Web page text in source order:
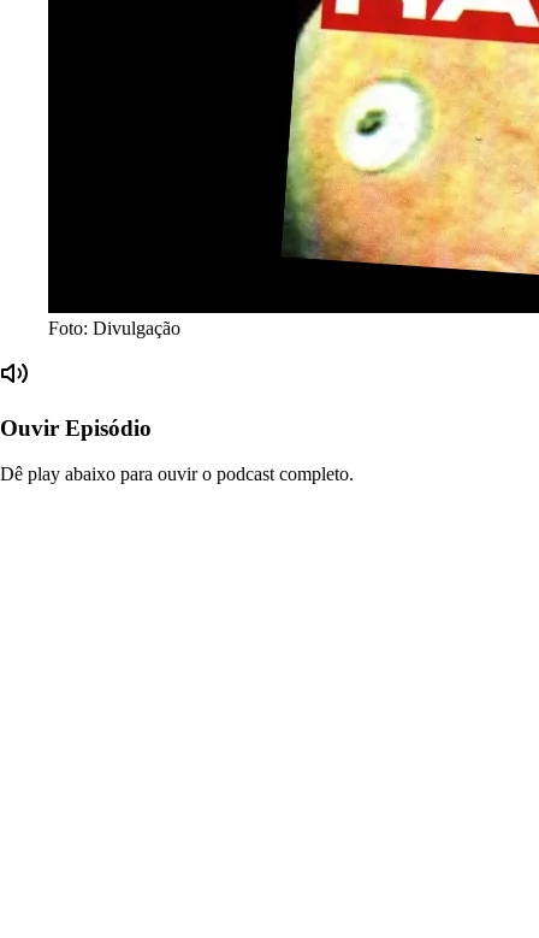
Foto: Divulgação
Ouvir Episódio
Dê play abaixo para ouvir o podcast completo.